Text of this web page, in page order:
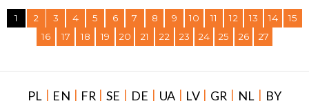
1 2 3 4 5 6 7 8 9 10 11 12 13 14
15
16
17 18 19 20 21 22 23 24 25 26 27
PL | EN | FR | SE | DE | UA | LV | GR | NL | BY